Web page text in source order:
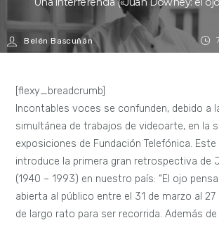
Belén Bascuñán
[flexy_breadcrumb]
Incontables voces se confunden, debido a
simultánea de trabajos de videoarte, en la
exposiciones de Fundación Telefónica.
introduce la primera gran retrospectiva de
(1940 – 1993) en nuestro país: “El ojo
abierta al público entre el 31 de marzo al 27
de largo rato para ser recorrida. Además